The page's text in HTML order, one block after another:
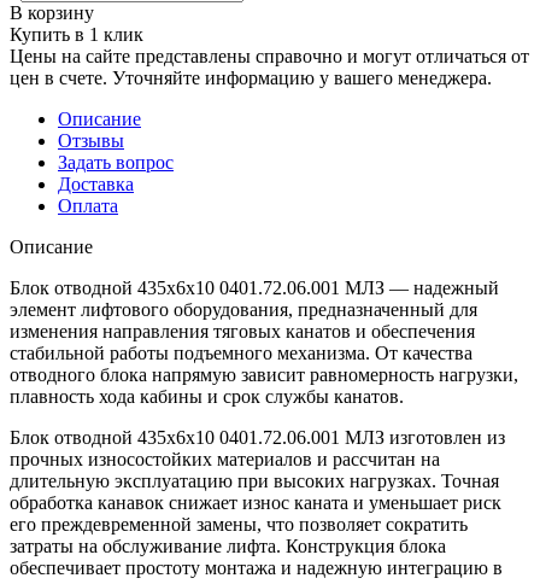
В корзину
Купить в 1 клик
Цены на сайте представлены справочно и могут отличаться от
цен в счете. Уточняйте информацию у вашего менеджера.
Описание
Отзывы
Задать вопрос
Доставка
Оплата
Описание
Блок отводной 435х6х10 0401.72.06.001 МЛЗ — надежный
элемент лифтового оборудования, предназначенный для
изменения направления тяговых канатов и обеспечения
стабильной работы подъемного механизма. От качества
отводного блока напрямую зависит равномерность нагрузки,
плавность хода кабины и срок службы канатов.
Блок отводной 435х6х10 0401.72.06.001 МЛЗ изготовлен из
прочных износостойких материалов и рассчитан на
длительную эксплуатацию при высоких нагрузках. Точная
обработка канавок снижает износ каната и уменьшает риск
его преждевременной замены, что позволяет сократить
затраты на обслуживание лифта. Конструкция блока
обеспечивает простоту монтажа и надежную интеграцию в